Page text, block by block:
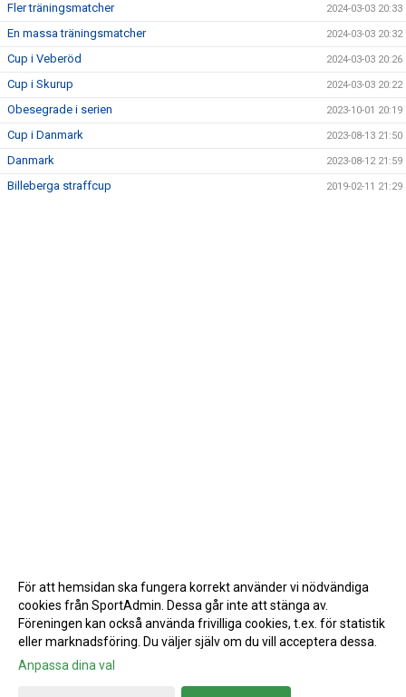
Fler träningsmatcher 2024-03-03 20:33
En massa träningsmatcher 2024-03-03 20:32
Cup i Veberöd 2024-03-03 20:26
Cup i Skurup 2024-03-03 20:22
Obesegrade i serien 2023-10-01 20:19
Cup i Danmark 2023-08-13 21:50
Danmark 2023-08-12 21:59
Billeberga straffcup 2019-02-11 21:29
Gå till Webbversion
För att hemsidan ska fungera korrekt använder vi nödvändiga
cookies från SportAdmin. Dessa går inte att stänga av.
Föreningen kan också använda frivilliga cookies, t.ex. för statistik
eller marknadsföring. Du väljer själv om du vill acceptera dessa.
Anpassa dina val